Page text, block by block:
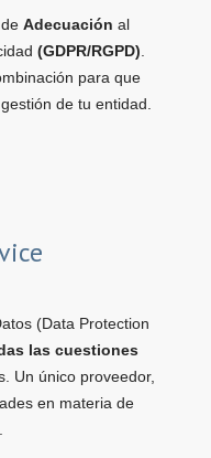
Adecuación al
(GDPR/RGPD)
para que
de tu entidad.
(Data Protection
las cuestiones
Un único proveedor,
en materia de